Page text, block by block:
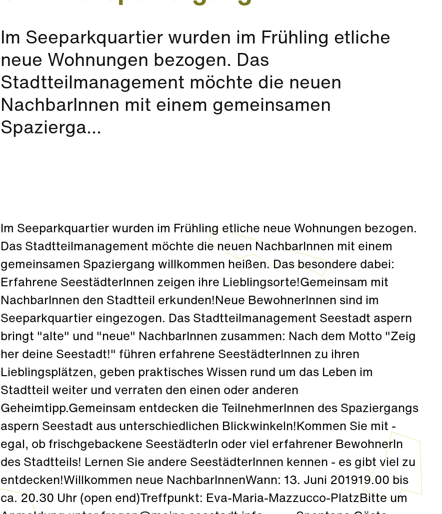
Im Seeparkquartier wurden im Frühling etliche
neue Wohnungen bezogen. Das
Stadtteilmanagement möchte die neuen
NachbarInnen mit einem gemeinsamen
Spazierga...
Im Seeparkquartier wurden im Frühling etliche neue Wohnungen bezogen.
Das Stadtteilmanagement möchte die neuen NachbarInnen mit einem
gemeinsamen Spaziergang willkommen heißen. Das besondere dabei:
Erfahrene SeestädterInnen zeigen ihre Lieblingsorte!Gemeinsam mit
NachbarInnen den Stadtteil erkunden!Neue BewohnerInnen sind im
Seeparkquartier eingezogen. Das Stadtteilmanagement Seestadt aspern
bringt "alte" und "neue" NachbarInnen zusammen: Nach dem Motto "Zeig
her deine Seestadt!" führen erfahrene SeestädterInnen zu ihren
Lieblingsplätzen, geben praktisches Wissen rund um das Leben im
Stadtteil weiter und verraten den einen oder anderen
Geheimtipp.Gemeinsam entdecken die TeilnehmerInnen des Spaziergangs
aspern Seestadt aus unterschiedlichen Blickwinkeln!Kommen Sie mit -
egal, ob frischgebackene SeestädterIn oder viel erfahrener BewohnerIn
des Stadtteils! Lernen Sie andere SeestädterInnen kennen - es gibt viel zu
entdecken!Willkommen neue NachbarInnenWann: 13. Juni 201919.00 bis
ca. 20.30 Uhr (open end)Treffpunkt: Eva-Maria-Mazzucco-PlatzBitte um